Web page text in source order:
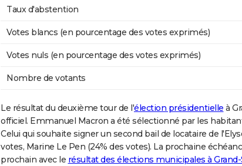
Taux d'abstention
Votes blancs (en pourcentage des votes exprimés)
Votes nuls (en pourcentage des votes exprimés)
Nombre de votants
Le résultat du deuxième tour de l'élection présidentielle à
officiel. Emmanuel Macron a été sélectionné par les
Celui qui souhaite signer un second bail de locataire de
votes, Marine Le Pen (24% des votes). La prochaine
prochain avec le résultat des élections municipales à